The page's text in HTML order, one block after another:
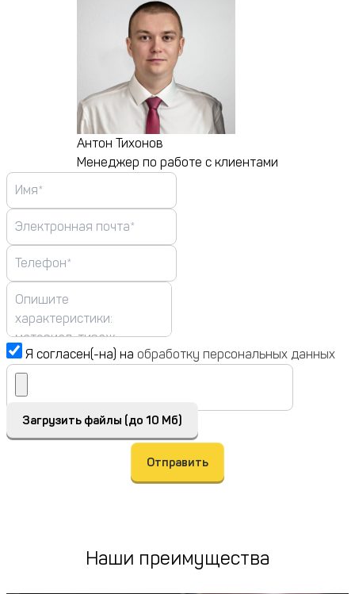
Антон Тихонов
Менеджер по работе с клиентами
Я согласен(-на) на обработку персональных данных
Загрузить файлы (до 10 Мб)
Отправить
Наши преимущества